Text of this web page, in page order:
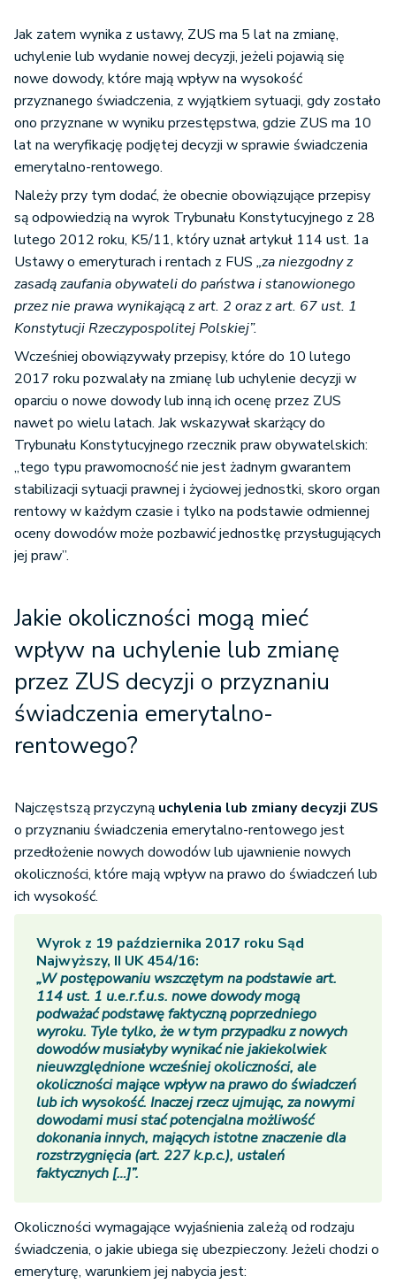
Jak zatem wynika z ustawy, ZUS ma 5 lat na zmianę,
uchylenie lub wydanie nowej decyzji, jeżeli pojawią się
nowe dowody, które mają wpływ na wysokość
przyznanego świadczenia, z wyjątkiem sytuacji, gdy zostało
ono przyznane w wyniku przestępstwa, gdzie ZUS ma 10
lat na weryfikację podjętej decyzji w sprawie świadczenia
emerytalno-rentowego.
Należy przy tym dodać, że obecnie obowiązujące przepisy
są odpowiedzią na wyrok Trybunału Konstytucyjnego z 28
lutego 2012 roku, K5/11, który uznał artykuł 114 ust. 1a
Ustawy o emeryturach i rentach z FUS „za niezgodny z
zasadą zaufania obywateli do państwa i stanowionego
przez nie prawa wynikającą z art. 2 oraz z art. 67 ust. 1
Konstytucji Rzeczypospolitej Polskiej”.
Wcześniej obowiązywały przepisy, które do 10 lutego
2017 roku pozwalały na zmianę lub uchylenie decyzji w
oparciu o nowe dowody lub inną ich ocenę przez ZUS
nawet po wielu latach. Jak wskazywał skarżący do
Trybunału Konstytucyjnego rzecznik praw obywatelskich:
„tego typu prawomocność nie jest żadnym gwarantem
stabilizacji sytuacji prawnej i życiowej jednostki, skoro organ
rentowy w każdym czasie i tylko na podstawie odmiennej
oceny dowodów może pozbawić jednostkę przysługujących
jej praw”.
Jakie okoliczności mogą mieć
wpływ na uchylenie lub zmianę
przez ZUS decyzji o przyznaniu
świadczenia emerytalno-
rentowego?
Najczęstszą przyczyną uchylenia lub zmiany decyzji ZUS
o przyznaniu świadczenia emerytalno-rentowego jest
przedłożenie nowych dowodów lub ujawnienie nowych
okoliczności, które mają wpływ na prawo do świadczeń lub
ich wysokość.
Wyrok z 19 października 2017 roku Sąd
Najwyższy, II UK 454/16:
„W postępowaniu wszczętym na podstawie art.
114 ust. 1 u.e.r.f.u.s. nowe dowody mogą
podważać podstawę faktyczną poprzedniego
wyroku. Tyle tylko, że w tym przypadku z nowych
dowodów musiałyby wynikać nie jakiekolwiek
nieuwzględnione wcześniej okoliczności, ale
okoliczności mające wpływ na prawo do świadczeń
lub ich wysokość. Inaczej rzecz ujmując, za nowymi
dowodami musi stać potencjalna możliwość
dokonania innych, mających istotne znaczenie dla
rozstrzygnięcia (art. 227 k.p.c.), ustaleń
faktycznych […]”.
Okoliczności wymagające wyjaśnienia zależą od rodzaju
świadczenia, o jakie ubiega się ubezpieczony. Jeżeli chodzi o
emeryturę, warunkiem jej nabycia jest: